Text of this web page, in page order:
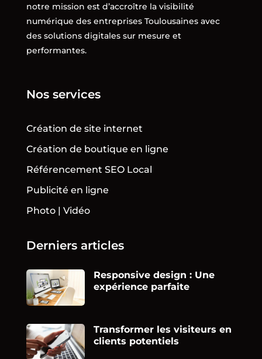
notre mission est d’accroître la visibilité
numérique des entreprises Toulousaines avec
des solutions digitales sur mesure et
performantes.
Nos services
Création de site internet
Création de boutique en ligne
Référencement SEO Local
Publicité en ligne
Photo | Vidéo
Derniers articles
Responsive design : Une
expérience parfaite
Transformer les visiteurs en
clients potentiels